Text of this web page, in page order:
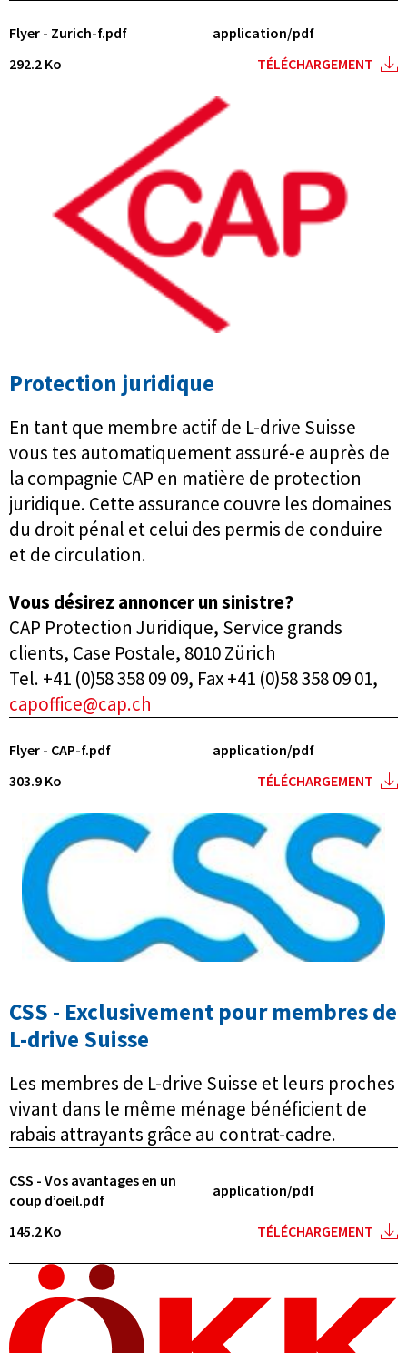
Flyer - Zurich-f.pdf
application/pdf
292.2 Ko
TÉLÉCHARGEMENT
Protection juridique
En tant que membre actif de L-drive Suisse
vous tes automatiquement assuré-e auprès de
la compagnie CAP en matière de protection
juridique. Cette assurance couvre les domaines
du droit pénal et celui des permis de conduire
et de circulation.
Vous désirez annoncer un sinistre?
CAP Protection Juridique, Service grands
clients, Case Postale, 8010 Zürich
Tel. +41 (0)58 358 09 09, Fax +41 (0)58 358 09 01,
capoffice@cap.ch
Flyer - CAP-f.pdf
application/pdf
303.9 Ko
TÉLÉCHARGEMENT
CSS - Exclusivement pour membres de
L-drive Suisse
Les membres de L-drive Suisse et leurs proches
vivant dans le même ménage bénéficient de
rabais attrayants grâce au contrat-cadre.
CSS - Vos avantages en un
coup d’oeil.pdf
application/pdf
145.2 Ko TÉLÉCHARGEMENT